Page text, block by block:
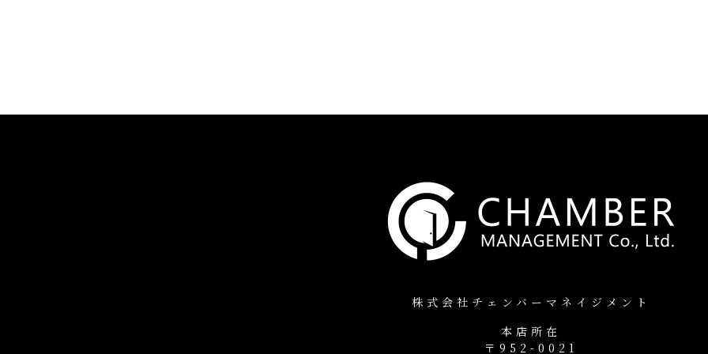
株式会社チェンバーマネイジメント
本店所在
〒952-0021